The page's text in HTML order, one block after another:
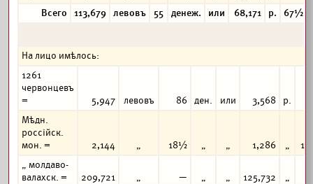
Всего
113,679 левовъ 55 денеж. или 68,171 р. 67½
На лицо имѣлось:
1261
червонцевъ
=
5,947 левовъ 86 ден. или 3,568 р.
Мѣдн.
россійск.
мон. =
2,144 „ 18½ „ „ 1,286 „
„ молдаво-
валахск. =
209,721 „ — „ „ 125,732 „